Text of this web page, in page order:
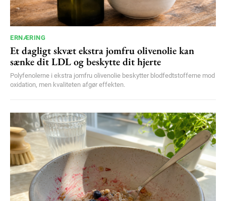
ERNÆRING
Et dagligt skvæt ekstra jomfru olivenolie kan
sænke dit LDL og beskytte dit hjerte
Polyfenolerne i ekstra jomfru olivenolie beskytter blodfedtstofferne mod
oxidation, men kvaliteten afgør effekten.